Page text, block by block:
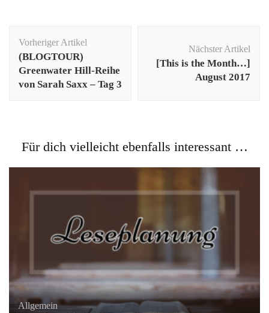
Vorheriger Artikel
(BLOGTOUR)
Greenwater Hill-Reihe
von Sarah Saxx – Tag 3
Nächster Artikel
[This is the Month…]
August 2017
Für dich vielleicht ebenfalls interessant …
Allgemein